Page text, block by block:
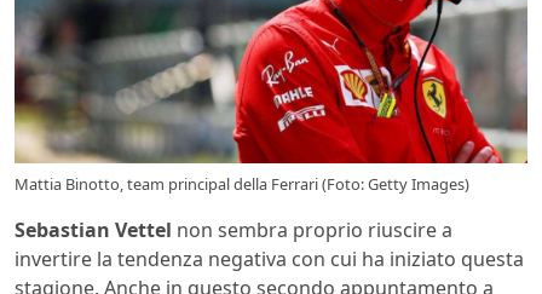
Mattia Binotto, team principal della Ferrari (Foto: Getty Images)
Sebastian Vettel non sembra proprio riuscire a
invertire la tendenza negativa con cui ha iniziato questa
stagione. Anche in questo secondo appuntamento a